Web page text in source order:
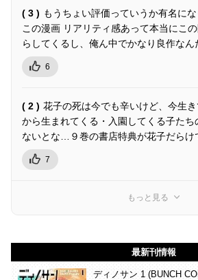
( 3 ) もうちょい評価っていうか有名に
この漫画 リアリティ感あって本当にこ
らしてくるし、俺ん中でかなり良作なん
6
( 2 ) 花子の死は今でも辛いけど、今生
から生まれてくる・入園してくる子た
ないとな…９巻の書店特典が花子だらけ
7
もっと見る
最新刊情報
ディノサン 1 (BUNCH